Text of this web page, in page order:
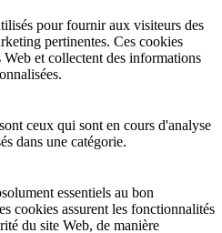
pour fournir aux visiteurs des
pertinentes. Ces cookies
et collectent des informations
ceux qui sont en cours d'analyse
dans une catégorie.
essentiels au bon
cookies assurent les fonctionnalités
du site Web, de manière